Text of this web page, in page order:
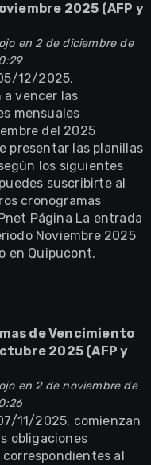
2025 (AFP y
en 2 de diciembre de
12/2025,
a vencer las
mensuales
del 2025
presentar las planillas
los siguientes
suscribirte al
cronogramas
Página La entrada
Noviembre 2025
en Quipucont.
de Vencimiento
2025 (AFP y
en 2 de noviembre de
11/2025, comienzan
obligaciones
al